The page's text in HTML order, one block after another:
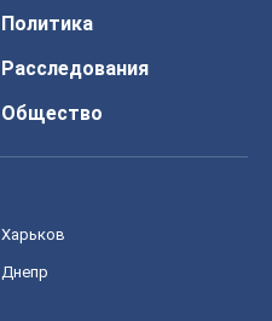
Политика
Расследования
Общество
Харьков
Днепр